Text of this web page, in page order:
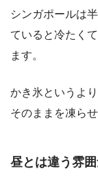
シンガポールは
ていると冷たく
ます。
かき氷というよ
そのままを凍ら
昼とは違う雰